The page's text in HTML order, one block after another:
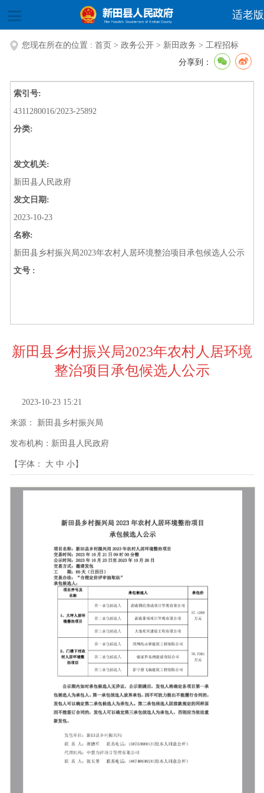
适老版
您现在所在的位置 : 首页 > 政务公开 > 新田政务 > 工程招标
分享到：
索引号:
4311280016/2023-25892
分类:
发文机关:
新田县人民政府
发文日期:
2023-10-23
名称:
新田县乡村振兴局2023年农村人居环境整治项目承包候选人公示
文号 :
新田县乡村振兴局2023年农村人居环境
整治项目承包候选人公示
2023-10-23 15:21
来源： 新田县乡村振兴局
发布机构： 新田县人民政府
【字体： 大 中 小】